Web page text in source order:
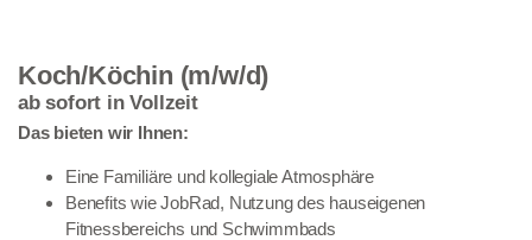
Koch/Köchin (m/w/d)
ab sofort in Vollzeit
Das bieten wir Ihnen:
Eine Familiäre und kollegiale Atmosphäre
Benefits wie JobRad, Nutzung des hauseigenen
Fitnessbereichs und Schwimmbads